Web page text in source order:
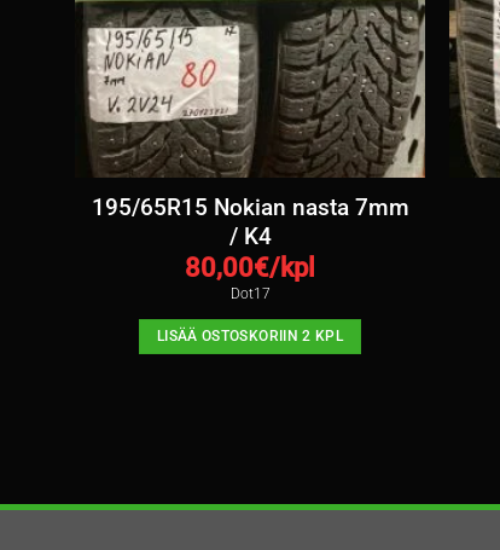
195/65R15 Nokian nasta 7mm
/ K4
80,00€/kpl
Dot17
LISÄÄ OSTOSKORIIN 2 KPL